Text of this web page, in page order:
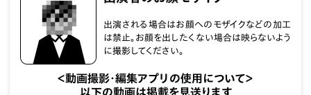
出演される場合はお顔へのモザイクなどの加工
は禁止。お顔を出したくない場合は映らないよう
に撮影してください。
＜動画撮影・編集アプリの使用について＞
以下の動画は掲載を見送ります